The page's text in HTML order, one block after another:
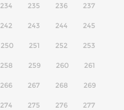
234 235 236 237
242 243 244 245
250 251 252 253
258 259 260 261
266 267 268 269
274 275 276 277